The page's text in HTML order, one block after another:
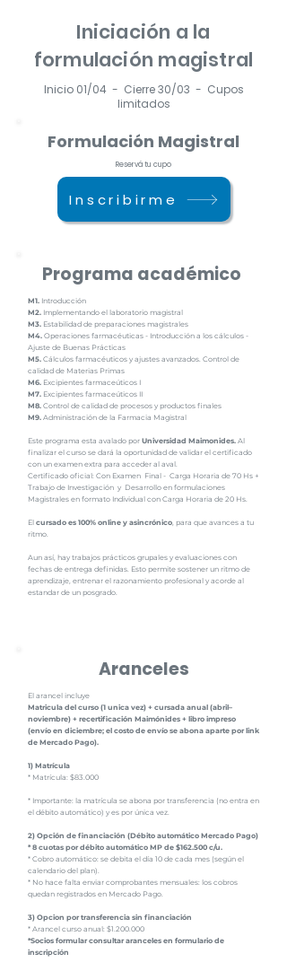
Iniciación a la
formulación magistral
Inicio 01/04 - Cierre 30/03 - Cupos
limitados
Formulación Magistral
Reservá tu cupo
Inscribirme
Programa académico
M1. Introducción
M2. Implementando el laboratorio magistral
M3. Estabilidad de preparaciones magistrales
M4. Operaciones farmacéuticas - Introducción a los cálculos -
Ajuste de Buenas Prácticas
M5. Cálculos farmacéuticos y ajustes avanzados. Control de
calidad de Materias Primas
M6. Excipientes farmaceúticos I
M7. Excipientes farmaceúticos II
M8. Control de calidad de procesos y productos finales
M9. Administración de la Farmacia Magistral
Este programa esta avalado por Universidad Maimonides. Al
finalizar el curso se dará la oportunidad de validar el certificado
con un examen extra para acceder al aval.
Certificado oficial: Con Examen Final - Carga Horaria de 70 Hs +
Trabajo de Investigación y Desarrollo en formulaciones
Magistrales en formato Individual con Carga Horaria de 20 Hs.
El cursado es 100% online y asincrónico, para que avances a tu
ritmo.
Aun así, hay trabajos prácticos grupales y evaluaciones con
fechas de entrega definidas. Esto permite sostener un ritmo de
aprendizaje, entrenar el razonamiento profesional y acorde al
estandar de un posgrado.
Aranceles
El arancel incluye
Matricula del curso (1 unica vez) + cursada anual (abril–
noviembre) + recertificación Maimónides + libro impreso
(envío en diciembre; el costo de envío se abona aparte por link
de Mercado Pago).
1) Matrícula
* Matrícula: $83.000
* Importante: la matrícula se abona por transferencia (no entra en
el débito automático) y es por única vez.
2) Opción de financiación (Débito automático Mercado Pago)
* 8 cuotas por débito automático MP de $162.500 c/u.
* Cobro automático: se debita el día 10 de cada mes (según el
calendario del plan).
* No hace falta enviar comprobantes mensuales: los cobros
quedan registrados en Mercado Pago.
3) Opcion por transferencia sin financiación
* Arancel curso anual: $1.200.000
*Socios formular consultar aranceles en formulario de
inscripción